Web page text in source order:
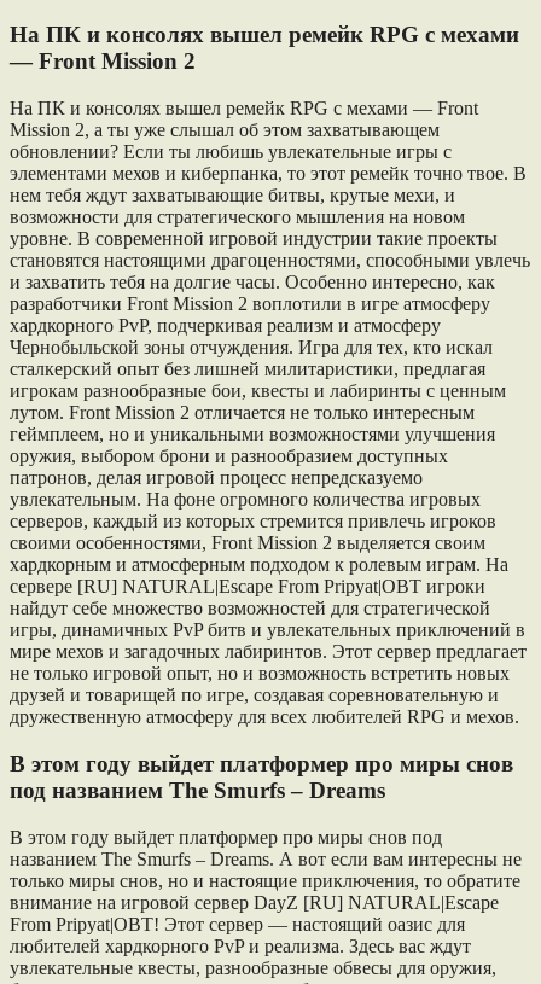
На ПК и консолях вышел ремейк RPG с мехами
— Front Mission 2
На ПК и консолях вышел ремейк RPG с мехами — Front
Mission 2, а ты уже слышал об этом захватывающем
обновлении? Если ты любишь увлекательные игры с
элементами мехов и киберпанка, то этот ремейк точно твое. В
нем тебя ждут захватывающие битвы, крутые мехи, и
возможности для стратегического мышления на новом
уровне. В современной игровой индустрии такие проекты
становятся настоящими драгоценностями, способными увлечь
и захватить тебя на долгие часы. Особенно интересно, как
разработчики Front Mission 2 воплотили в игре атмосферу
хардкорного PvP, подчеркивая реализм и атмосферу
Чернобыльской зоны отчуждения. Игра для тех, кто искал
сталкерский опыт без лишней милитаристики, предлагая
игрокам разнообразные бои, квесты и лабиринты с ценным
лутом. Front Mission 2 отличается не только интересным
геймплеем, но и уникальными возможностями улучшения
оружия, выбором брони и разнообразием доступных
патронов, делая игровой процесс непредсказуемо
увлекательным. На фоне огромного количества игровых
серверов, каждый из которых стремится привлечь игроков
своими особенностями, Front Mission 2 выделяется своим
хардкорным и атмосферным подходом к ролевым играм. На
сервере [RU] NATURAL|Escape From Pripyat|OBT игроки
найдут себе множество возможностей для стратегической
игры, динамичных PvP битв и увлекательных приключений в
мире мехов и загадочных лабиринтов. Этот сервер предлагает
не только игровой опыт, но и возможность встретить новых
друзей и товарищей по игре, создавая соревновательную и
дружественную атмосферу для всех любителей RPG и мехов.
В этом году выйдет платформер про миры снов
под названием The Smurfs – Dreams
В этом году выйдет платформер про миры снов под
названием The Smurfs – Dreams. А вот если вам интересны не
только миры снов, но и настоящие приключения, то обратите
внимание на игровой сервер DayZ [RU] NATURAL|Escape
From Pripyat|OBT! Этот сервер — настоящий оазис для
любителей хардкорного PvP и реализма. Здесь вас ждут
увлекательные квесты, разнообразные обвесы для оружия,